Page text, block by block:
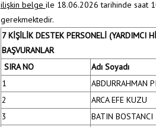
ilişkin belge ile 18.06.2026 tarihinde saat
gerekmektedir.
7 KİŞİLİK DESTEK PERSONELİ (YARDIMCI
BAŞVURANLAR
SIRA NO
Adı Soyadı
1
ABDURRAHMAN
2
ARCA EFE KUZU
3
BATIN BOSTANCI